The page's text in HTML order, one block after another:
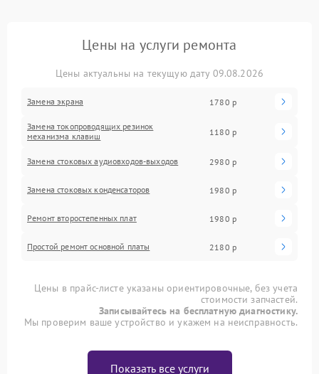
Цены на услуги ремонта
Цены актуальны на текущую дату 09.08.2026
Замена экрана 1780 р
Замена токопроводящих резинок
механизма клавиш
1180 р
Замена стоковых аудиовходов-выходов 2980 р
Замена стоковых конденсаторов 1980 р
Ремонт второстепенных плат 1980 р
Простой ремонт основной платы 2180 р
Цены в прайс-листе указаны ориентировочные, без учета
стоимости запчастей.
Записывайтесь на бесплатную диагностику.
Мы проверим ваше устройство и укажем на неисправность.
Показать все услуги